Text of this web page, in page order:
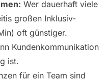
Wer dauerhaft viele
großen Inklusiv-
oft günstiger.
Kundenkommunikation
ist.
für ein Team sind